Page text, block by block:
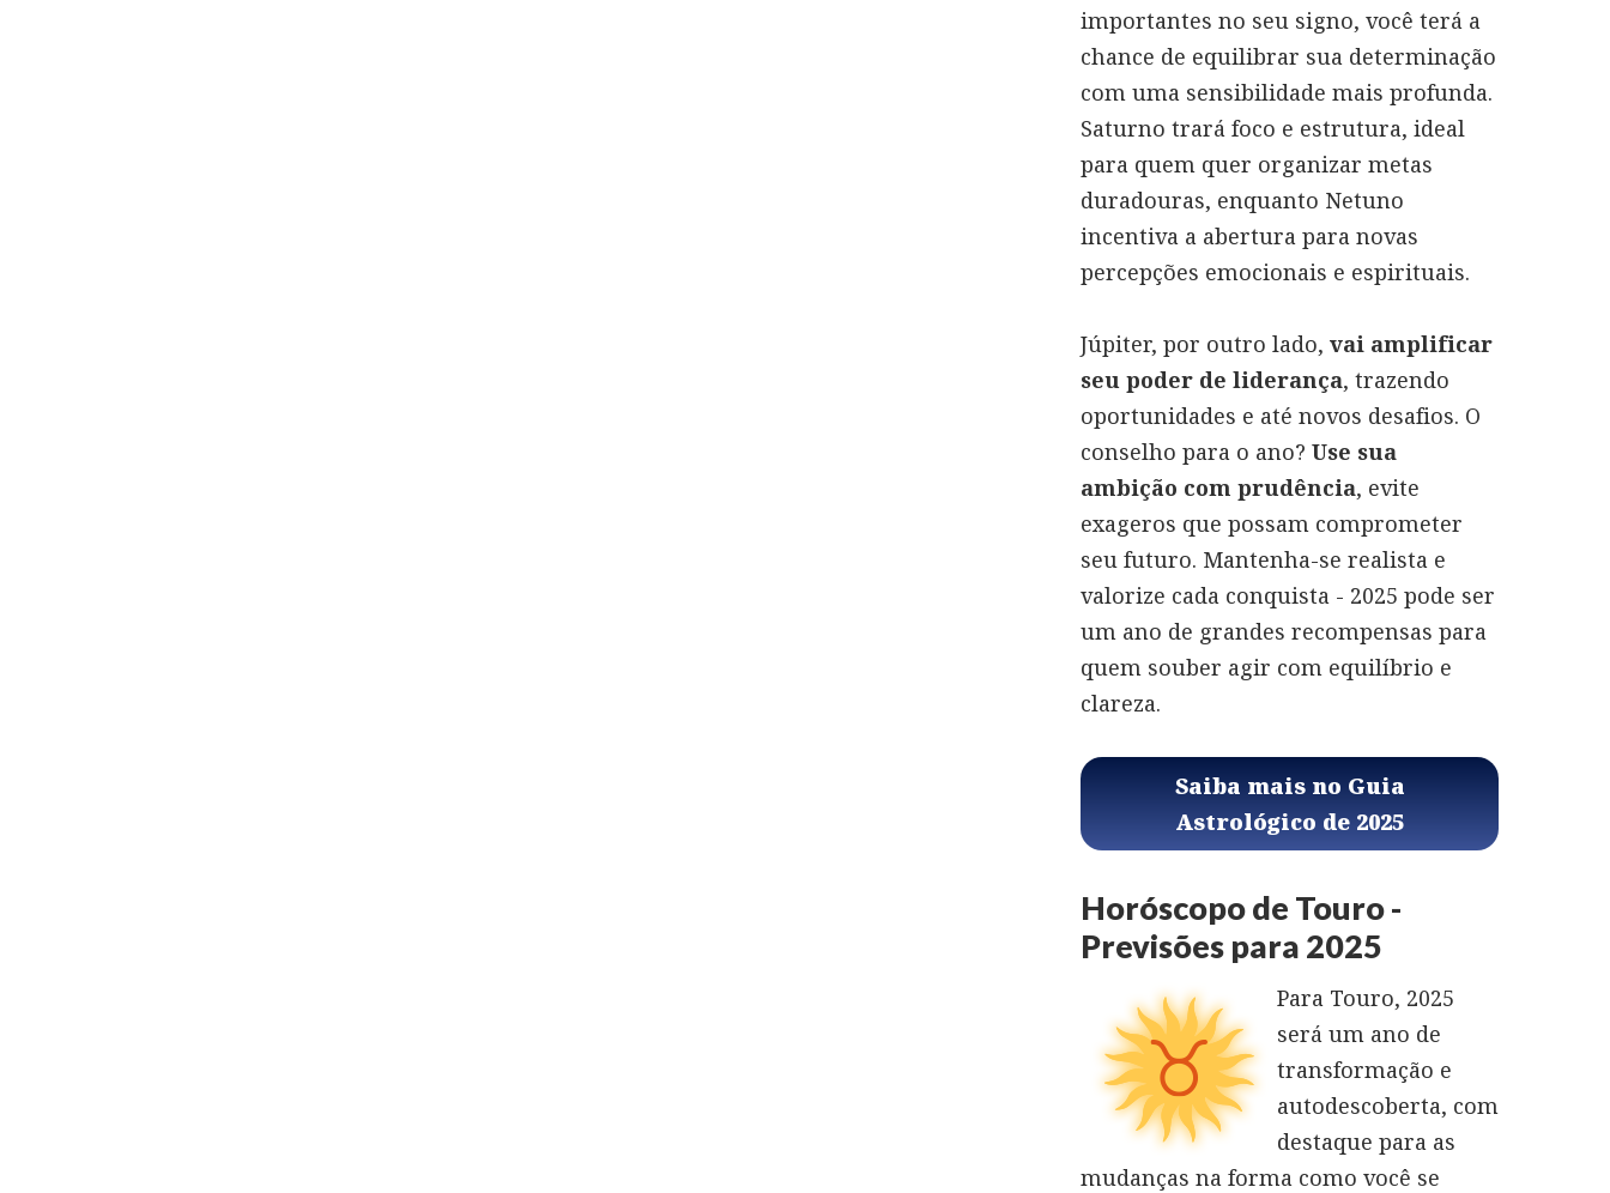
importantes no seu signo, você terá a
chance de equilibrar sua determinação
com uma sensibilidade mais profunda.
Saturno trará foco e estrutura, ideal
para quem quer organizar metas
duradouras, enquanto Netuno
incentiva a abertura para novas
percepções emocionais e espirituais.
Júpiter, por outro lado, vai amplificar
seu poder de liderança, trazendo
oportunidades e até novos desafios. O
conselho para o ano? Use sua
ambição com prudência, evite
exageros que possam comprometer
seu futuro. Mantenha-se realista e
valorize cada conquista - 2025 pode ser
um ano de grandes recompensas para
quem souber agir com equilíbrio e
clareza.
Saiba mais no Guia
Astrológico de 2025
Horóscopo de Touro -
Previsões para 2025
Para Touro, 2025
será um ano de
transformação e
autodescoberta, com
destaque para as
mudanças na forma como você se